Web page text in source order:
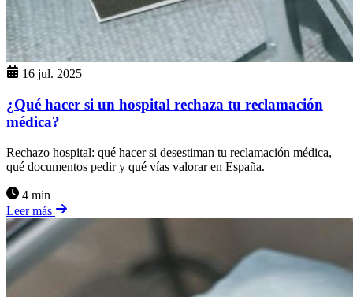
16 jul. 2025
¿Qué hacer si un hospital rechaza tu reclamación
médica?
Rechazo hospital: qué hacer si desestiman tu reclamación médica,
qué documentos pedir y qué vías valorar en España.
4 min
Leer más